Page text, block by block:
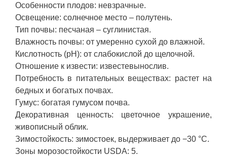
Особенности плодов: невзрачные.
Освещение: солнечное место – полутень.
Тип почвы: песчаная – суглинистая.
Влажность почвы: от умеренно сухой до влажной.
Кислотность (pH): от слабокислой до щелочной.
Отношение к извести: известевынослив.
Потребность в питательных веществах: растет на
бедных и богатых почвах.
Гумус: богатая гумусом почва.
Декоративная ценность: цветочное украшение,
живописный облик.
Зимостойкость: зимостоек, выдерживает до −30 °C.
Зоны морозостойкости USDA: 5.